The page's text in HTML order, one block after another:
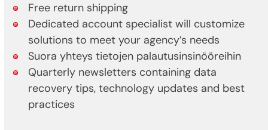
Free return shipping
Dedicated account specialist will customize
solutions to meet your agency’s needs
Suora yhteys tietojen palautusinsinööreihin
Quarterly newsletters containing data
recovery tips, technology updates and best
practices